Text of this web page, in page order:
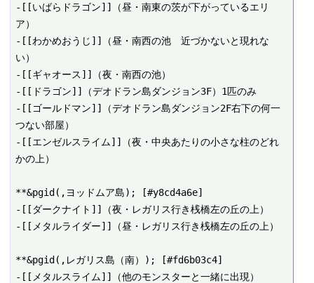
-[[いばらドラゴン]]（昼・南東の茨が下がっているエリ
ア）
-[[わかめおうじ]]（昼・南西の池　近づかないと現れな
い）
-[[ギャオース]]（夜・南西の池）
-[[ドラゴン]]（デオドラン島ダンジョン3F）1匹のみ
-[[ゴールドマン]]（デオドラン島ダンジョン2F右下の何一
つない部屋）
-[[エンゼルスライム]]（夜・中央あたりの小さな柱のどれ
かの上）
**&pgid(,ヨッドムア島); [#y8cd4a6e]
-[[ダークナイト]]（夜・レガリス行き桟橋左の丘の上）
-[[メタルライダー]]（昼・レガリス行き桟橋左の丘の上）
**&pgid(,レガリス島（南）); [#fd6b03c4]
-[[メタルスライム]]（他のモンスターと一緒に出現）